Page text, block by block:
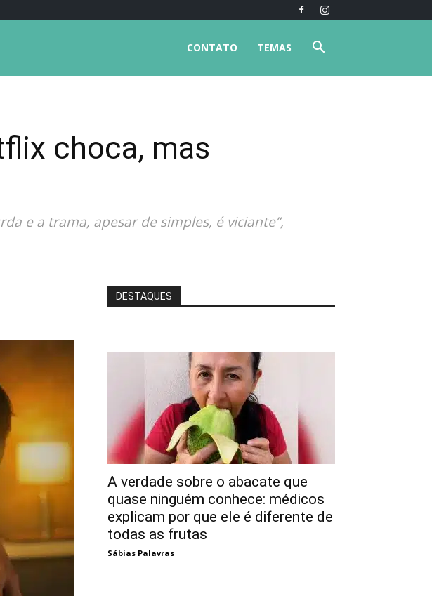
TEMAS
CONTATO
choca, mas
e a trama, apesar de simples, é viciante”,
DESTAQUES
A verdade sobre o abacate que
quase ninguém conhece: médicos
explicam por que ele é diferente de
todas as frutas
Sábias Palavras